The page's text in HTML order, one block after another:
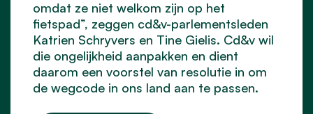
omdat ze niet welkom zijn op het
fietspad”, zeggen cd&v-parlementsleden
Katrien Schryvers en Tine Gielis. Cd&v wil
die ongelijkheid aanpakken en dient
daarom een voorstel van resolutie in om
de wegcode in ons land aan te passen.